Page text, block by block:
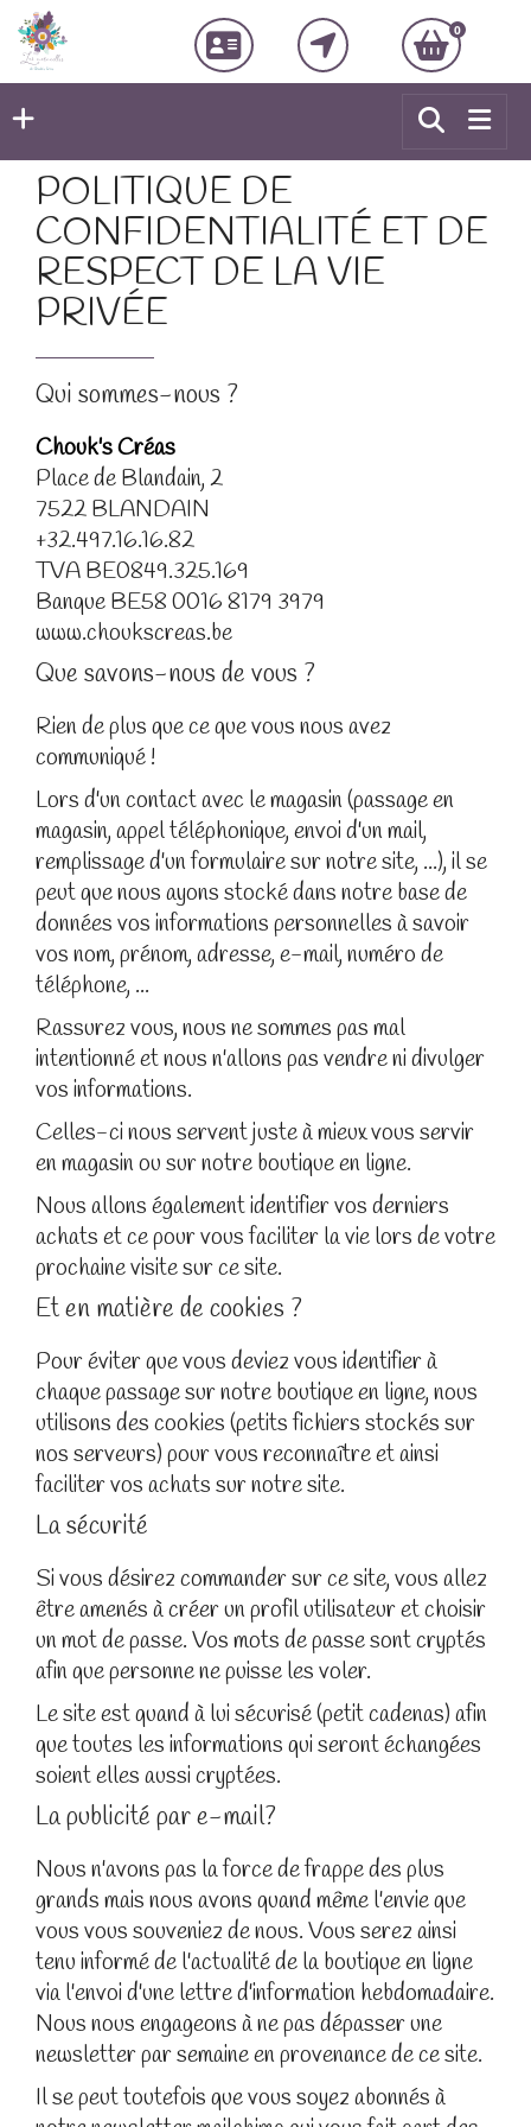
0
POLITIQUE DE
CONFIDENTIALITÉ ET DE
RESPECT DE LA VIE
PRIVÉE
Qui sommes-nous ?
Chouk's Créas
Place de Blandain, 2
7522 BLANDAIN
+32.497.16.16.82
TVA BE0849.325.169
Banque BE58 0016 8179 3979
www.choukscreas.be
Que savons-nous de vous ?
Rien de plus que ce que vous nous avez
communiqué !
Lors d'un contact avec le magasin (passage en
magasin, appel téléphonique, envoi d'un mail,
remplissage d'un formulaire sur notre site, ...), il se
peut que nous ayons stocké dans notre base de
données vos informations personnelles à savoir
vos nom, prénom, adresse, e-mail, numéro de
téléphone, ...
Rassurez vous, nous ne sommes pas mal
intentionné et nous n'allons pas vendre ni divulger
vos informations.
Celles-ci nous servent juste à mieux vous servir
en magasin ou sur notre boutique en ligne.
Nous allons également identifier vos derniers
achats et ce pour vous faciliter la vie lors de votre
prochaine visite sur ce site.
Et en matière de cookies ?
Pour éviter que vous deviez vous identifier à
chaque passage sur notre boutique en ligne, nous
utilisons des cookies (petits fichiers stockés sur
nos serveurs) pour vous reconnaître et ainsi
faciliter vos achats sur notre site.
La sécurité
Si vous désirez commander sur ce site, vous allez
être amenés à créer un profil utilisateur et choisir
un mot de passe. Vos mots de passe sont cryptés
afin que personne ne puisse les voler.
Le site est quand à lui sécurisé (petit cadenas) afin
que toutes les informations qui seront échangées
soient elles aussi cryptées.
La publicité par e-mail?
Nous n'avons pas la force de frappe des plus
grands mais nous avons quand même l'envie que
vous vous souveniez de nous. Vous serez ainsi
tenu informé de l'actualité de la boutique en ligne
via l'envoi d'une lettre d'information hebdomadaire.
Nous nous engageons à ne pas dépasser une
newsletter par semaine en provenance de ce site.
Il se peut toutefois que vous soyez abonnés à